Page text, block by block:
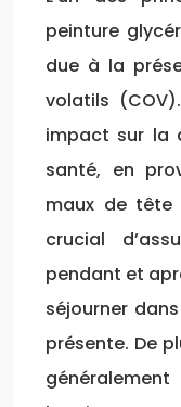
peinture
due à la
volatils
impact sur la
santé, en
maux de tête
crucial
pendant et
séjourner
présente. De